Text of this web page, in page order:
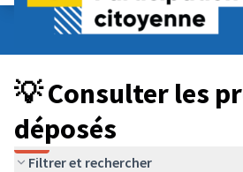
Budget Participatif JEUNESSE 2024
💡 Consulter les projets déposés
💡 Consulter les
déposés
Filtrer et rechercher